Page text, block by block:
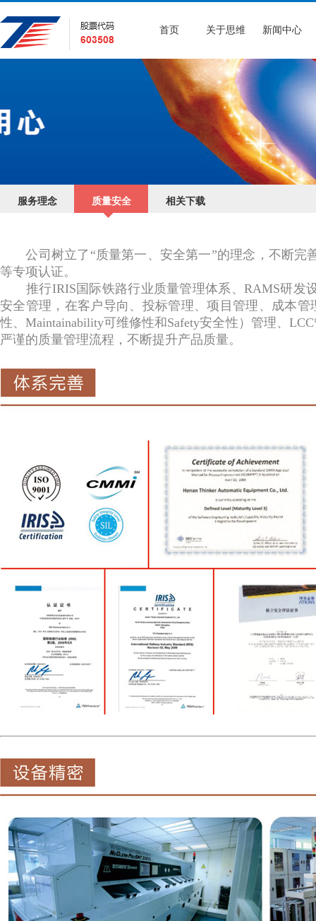
首页 关于思维 新闻中心
服务理念 质量安全 相关下载
公司树立了“质量第一、安全第一”的理念，不断完
等专项认证。
推行IRIS国际铁路行业质量管理体系、RAMS研发
安全管理，在客户导向、投标管理、项目管理、成本
性、Maintainability可维修性和Safety安全性）管理、
严谨的质量管理流程，不断提升产品质量。